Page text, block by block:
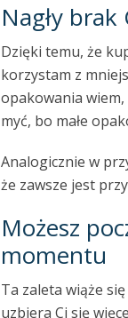
Nagły brak
Dzięki temu, że
korzystam z
opakowania wiem,
myć, bo małe
Analogicznie w
że zawsze jest
Możesz
momentu
Ta zaleta wiąże
uzbiera Ci się